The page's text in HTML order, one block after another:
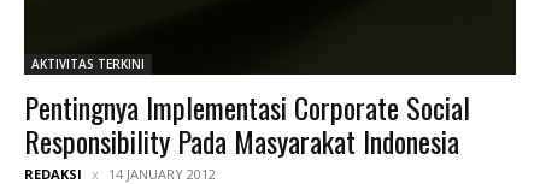
AKTIVITAS TERKINI
Pentingnya Implementasi Corporate Social
Responsibility Pada Masyarakat Indonesia
REDAKSI 14 JANUARY 2012